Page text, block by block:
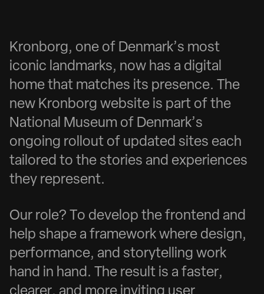
Kronborg, oneofDenmark’s most
iconic landmarks, nowhas a digital
homethatmatches its presence. The
newKronborgwebsiteis partofthe
National Museum ofDenmark’s
ongoing rolloutofupdated sites each
tailoredtothestories and experiences
theyrepresent.
Ourrole?To developthefrontend and
help shapeaframeworkwheredesign,
performance, and storytellingwork
hand in hand. Theresultis afaster,